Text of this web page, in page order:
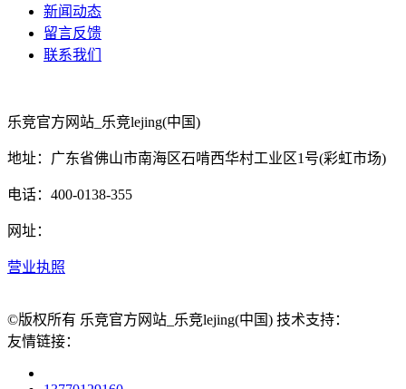
新闻动态
留言反馈
联系我们
乐竞官方网站_乐竞lejing(中国)
地址：广东省佛山市南海区石啃西华村工业区1号(彩虹市场)
电话：400-0138-355
网址：
营业执照
©版权所有 乐竞官方网站_乐竞lejing(中国) 技术支持：
友情链接：